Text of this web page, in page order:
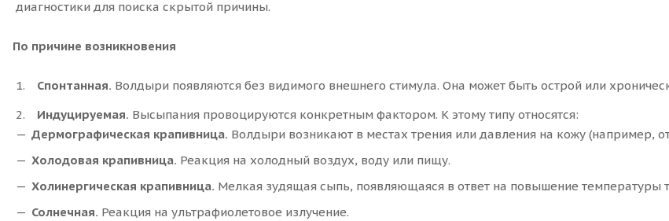
диагностики для поиска скрытой причины.
По причине возникновения
Спонтанная. Волдыри появляются без видимого внешнего стимула. Она может быть острой или
Индуцируемая. Высыпания провоцируются конкретным фактором. К этому типу относятся:
Дермографическая крапивница. Волдыри возникают в местах трения или давления на кожу (например,
Холодовая крапивница. Реакция на холодный воздух, воду или пищу.
Холинергическая крапивница. Мелкая зудящая сыпь, появляющаяся в ответ на повышение температуры
Солнечная. Реакция на ультрафиолетовое излучение.